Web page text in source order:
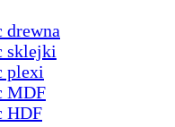
drewna
sklejki
plexi
MDF
HDF